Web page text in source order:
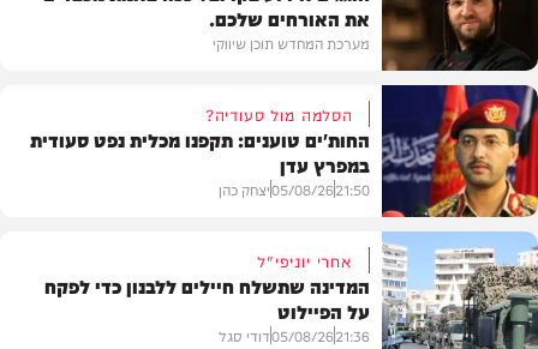
תוכן שיווקי
את האורחים שלכם.
מערכת המחדש תוכן שיווקי
צבא וביטחון
הסלמה מול סעודיה?
החות'ים טוענים: תקפנו מכלית נפט סעודית
במפרץ עדן
21:50
05/08/26יצחק כהן
אחרי יוניפי"ל
המדינה שתשלח חיילים ללבנון כדי לפקח
על הפיילוט
21:36
05/08/26דודי סגל